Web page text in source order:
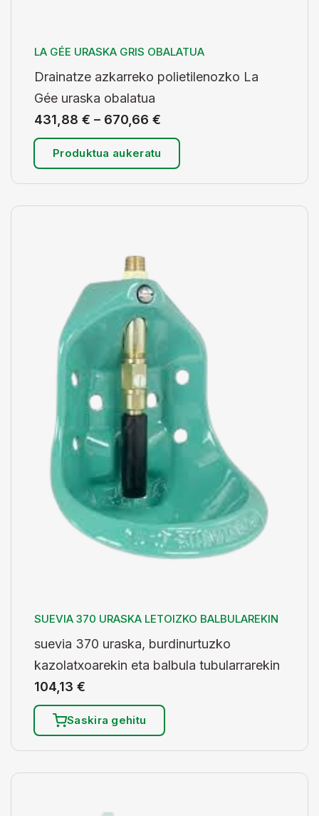
LA GÉE URASKA GRIS OBALATUA
Drainatze azkarreko polietilenozko La
Gée uraska obalatua
431,88 € – 670,66 €
Produktua aukeratu
SUEVIA 370 URASKA LETOIZKO BALBULAREKIN
suevia 370 uraska, burdinurtuzko
kazolatxoarekin eta balbula tubularrarekin
104,13 €
Saskira gehitu